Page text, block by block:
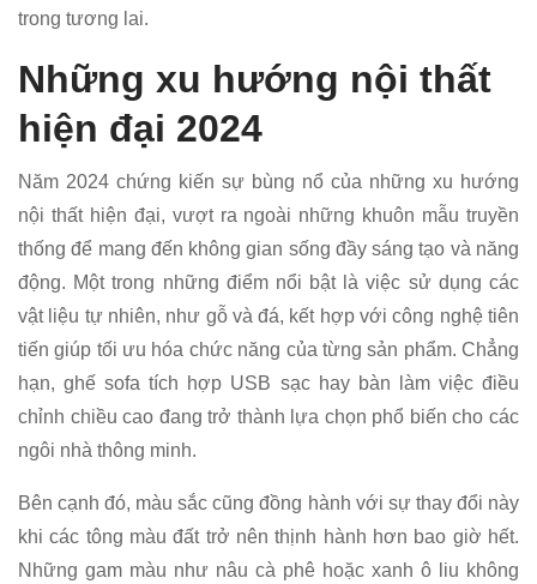
trong tương lai.
Những xu hướng nội thất
hiện đại 2024
Năm 2024 chứng kiến sự bùng nổ của những xu hướng
nội thất hiện đại, vượt ra ngoài những khuôn mẫu truyền
thống để mang đến không gian sống đầy sáng tạo và năng
động. Một trong những điểm nổi bật là việc sử dụng các
vật liệu tự nhiên, như gỗ và đá, kết hợp với công nghệ tiên
tiến giúp tối ưu hóa chức năng của từng sản phẩm. Chẳng
hạn, ghế sofa tích hợp USB sạc hay bàn làm việc điều
chỉnh chiều cao đang trở thành lựa chọn phổ biến cho các
ngôi nhà thông minh.
Bên cạnh đó, màu sắc cũng đồng hành với sự thay đổi này
khi các tông màu đất trở nên thịnh hành hơn bao giờ hết.
Những gam màu như nâu cà phê hoặc xanh ô liu không